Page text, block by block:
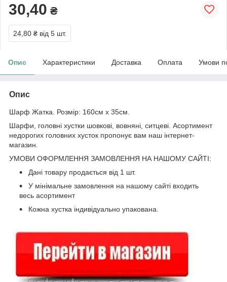
30,40 ₴
24,80 ₴ від 5 шт.
Опис Характеристики Доставка Оплата Умови
Опис
Шарф Жатка. Розмір: 160см х 35см.
Шарфи, головні хустки шовкові, вовняні, ситцеві. Асортимент
недорогих головних хусток пропонує вам наш інтернет-
магазин.
УМОВИ ОФОРМЛЕННЯ ЗАМОВЛЕННЯ НА НАШОМУ САЙТІ:
Дані товару продається від 1 шт.
У мінімальне замовлення на нашому сайті входить
весь асортимент
Кожна хустка індивідуально упакована.